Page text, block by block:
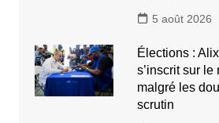
5 août 2026
Élections :
s’inscrit sur le
malgré les
scrutin